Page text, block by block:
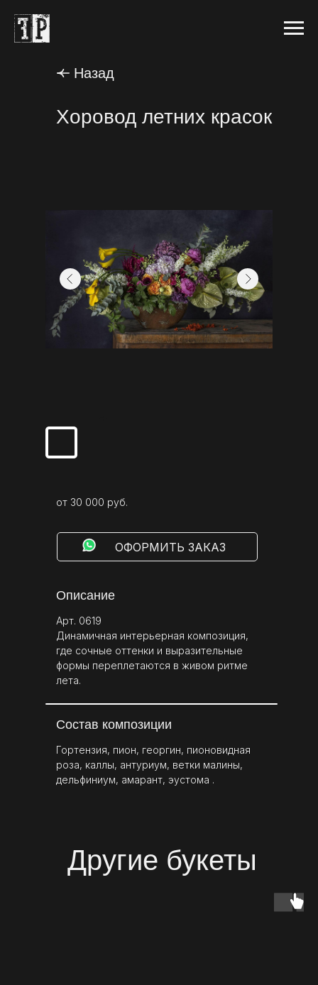
Назад
Хоровод летних красок
Гортензия, пион, георгин, пионовидная
роза, каллы, антуриум, ветки малины,
дельфиниум, амарант, эустома .
Описание
Состав композиции
Арт. 0619
Динамичная интерьерная композиция,
где сочные оттенки и выразительные
формы переплетаются в живом ритме
лета.
от 30 000 руб.
⠀⠀⠀ОФОРМИТЬ ЗАКАЗ
Другие букеты